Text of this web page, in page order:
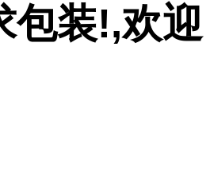
包装!,欢迎